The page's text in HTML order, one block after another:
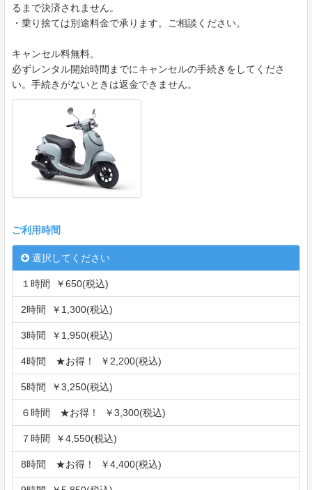
るまで決済されません。
・乗り捨ては別途料金で承ります。ご相談ください。
キャンセル料無料。
必ずレンタル開始時間までにキャンセルの手続きをしてくださ
い。手続きがないときは返金できません。
ご利用時間
選択してください
１時間 ￥650(税込)
2時間 ￥1,300(税込)
3時間 ￥1,950(税込)
4時間 ★お得！ ￥2,200(税込)
5時間 ￥3,250(税込)
６時間 ★お得！ ￥3,300(税込)
７時間 ￥4,550(税込)
8時間 ★お得！ ￥4,400(税込)